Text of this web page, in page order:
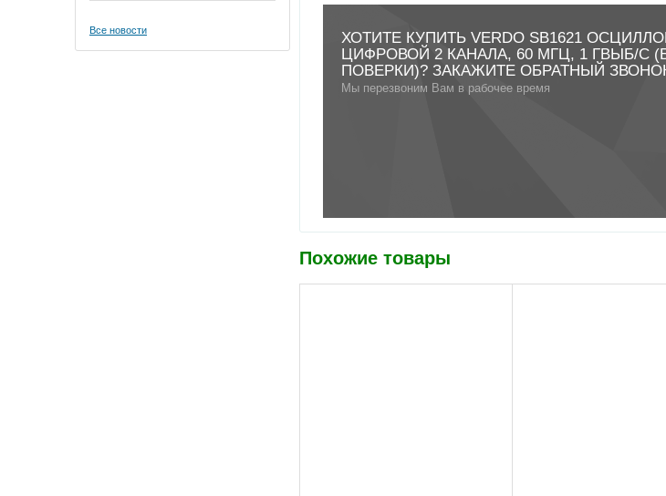
Все новости
ХОТИТЕ КУПИТЬ VERDO SB1621
ЦИФРОВОЙ 2 КАНАЛА, 60 МГЦ, 1 ГВЫБ/С
ПОВЕРКИ)? ЗАКАЖИТЕ ОБРАТНЫЙ
Мы перезвоним Вам в рабочее время
Похожие товары